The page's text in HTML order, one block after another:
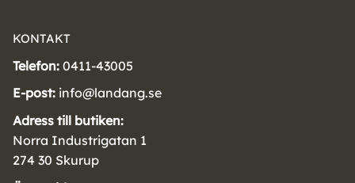
KONTAKT
Telefon: 0411-43005
E-post: info@landang.se
Adress till butiken:
Norra Industrigatan 1
274 30 Skurup